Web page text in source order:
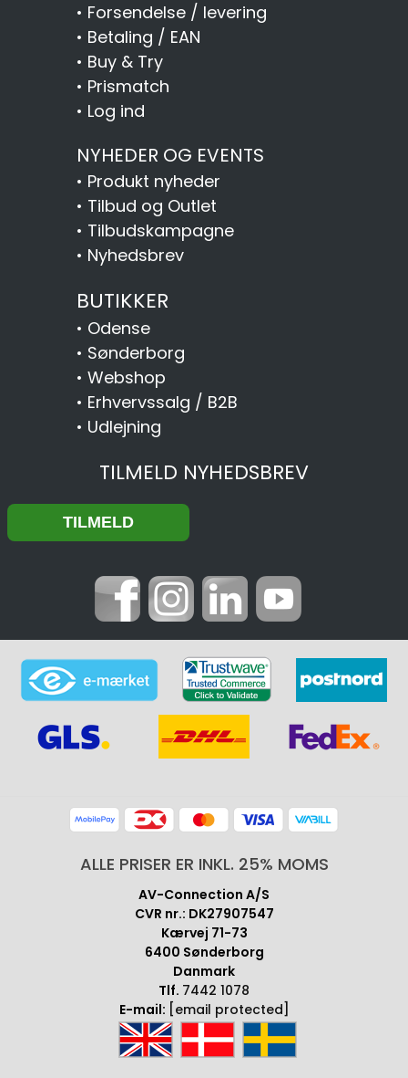
• Forsendelse / levering
• Betaling / EAN
• Buy & Try
• Prismatch
• Log ind
NYHEDER OG EVENTS
• Produkt nyheder
• Tilbud og Outlet
• Tilbudskampagne
• Nyhedsbrev
BUTIKKER
• Odense
• Sønderborg
• Webshop
• Erhvervssalg / B2B
• Udlejning
TILMELD NYHEDSBREV
ALLE PRISER ER INKL. 25% MOMS
AV-Connection A/S
CVR nr.: DK27907547
Kærvej 71-73
6400 Sønderborg
Danmark
Tlf. 7442 1078
E-mail: [email protected]